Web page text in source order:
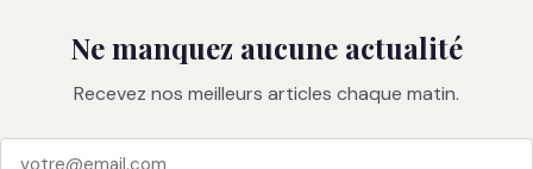
Ne manquez aucune actualité
Recevez nos meilleurs articles chaque matin.